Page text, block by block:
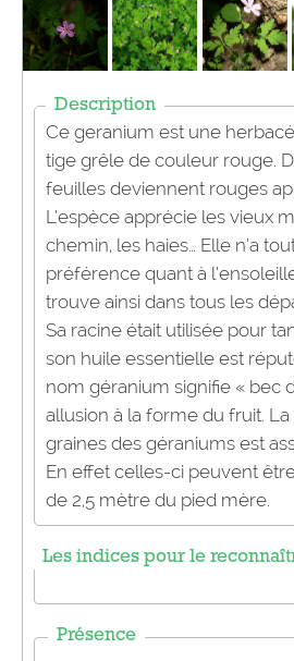
Description
Ce geranium est une
tige grêle de couleur rouge.
feuilles deviennent rouges
L’espèce apprécie les vieux
chemin, les haies… Elle n’a
préférence quant à
trouve ainsi dans tous les
Sa racine était utilisée pour
son huile essentielle est
nom géranium signifie « bec
allusion à la forme du fruit.
graines des géraniums est
En effet celles-ci peuvent
de 2,5 mètre du pied mère.
Les indices pour le
Présence